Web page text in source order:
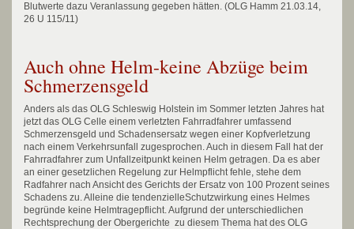
Blutwerte dazu Veranlassung gegeben hätten. (OLG Hamm 21.03.14,
26 U 115/11)
Auch ohne Helm-keine Abzüge beim
Schmerzensgeld
Anders als das OLG Schleswig Holstein im Sommer letzten Jahres hat
jetzt das OLG Celle einem verletzten Fahrradfahrer umfassend
Schmerzensgeld und Schadensersatz wegen einer Kopfverletzung
nach einem Verkehrsunfall zugesprochen. Auch in diesem Fall hat der
Fahrradfahrer zum Unfallzeitpunkt keinen Helm getragen. Da es aber
an einer gesetzlichen Regelung zur Helmpflicht fehle, stehe dem
Radfahrer nach Ansicht des Gerichts der Ersatz von 100 Prozent seines
Schadens zu. Alleine die tendenzielleSchutzwirkung eines Helmes
begründe keine Helmtragepflicht. Aufgrund der unterschiedlichen
Rechtsprechung der Obergerichte zu diesem Thema hat des OLG